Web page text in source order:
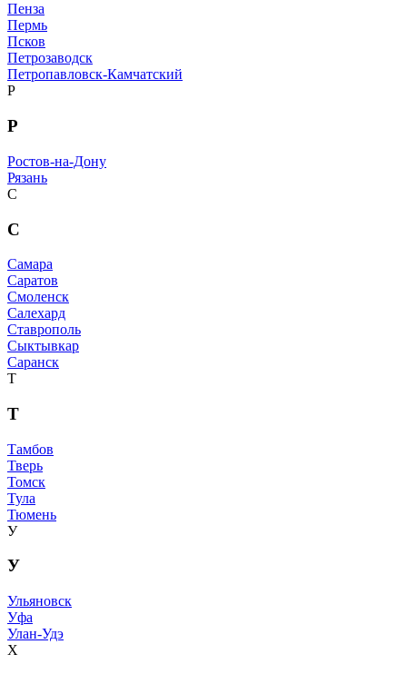
Пенза
Пермь
Псков
Петрозаводск
Петропавловск-Камчатский
Р
Р
Ростов-на-Дону
Рязань
С
С
Самара
Саратов
Смоленск
Салехард
Ставрополь
Сыктывкар
Саранск
Т
Т
Тамбов
Тверь
Томск
Тула
Тюмень
У
У
Ульяновск
Уфа
Улан-Удэ
Х